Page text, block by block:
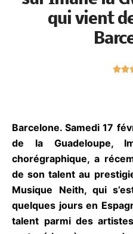
qui vient
Originaire de la
l’art chorégraphique,
Barcelone de son
International de Musique
y a de cela
Sélectionnée pour son
du monde entier, elle a